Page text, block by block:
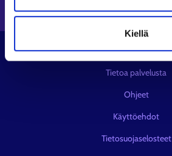
Kiellä
© KEHA-keskus
Tietoa palvelusta
Ohjeet
Käyttöehdot
Tietosuojaselosteet